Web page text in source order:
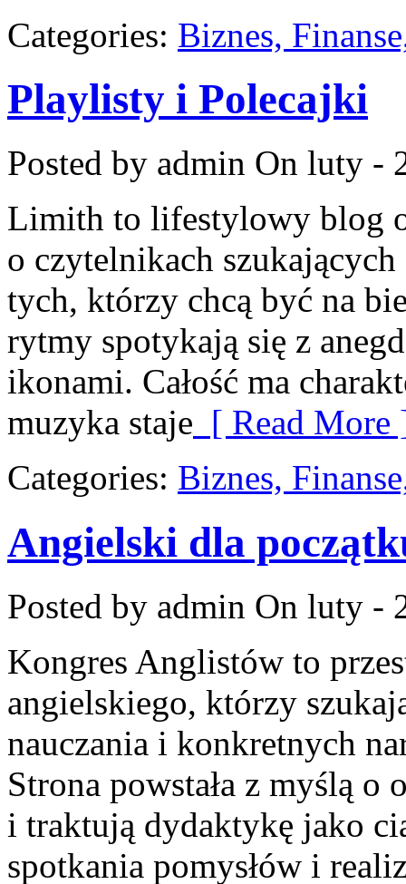
Categories: Biznes,
Playlisty i Polecajki
Posted by admin On luty -
Limith to lifestylowy blog
o czytelnikach
tych, którzy chcą być na
rytmy spotykają się z
ikonami. Całość ma
muzyka staje [ Read More
Categories: Biznes,
Angielski dla
Posted by admin On luty -
Kongres Anglistów to
angielskiego, którzy
nauczania i konkretnych
Strona powstała z myślą o
i traktują dydaktykę jako
spotkania pomysłów i